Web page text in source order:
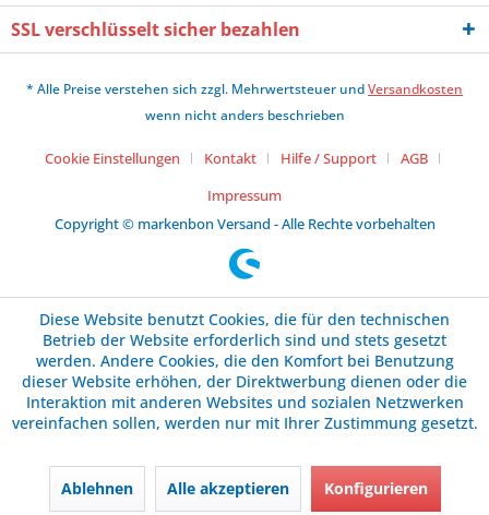
SSL verschlüsselt sicher bezahlen
* Alle Preise verstehen sich zzgl. Mehrwertsteuer undVersandkosten
wenn nicht anders beschrieben
Cookie Einstellungen Kontakt Hilfe / Support
AGB
Impressum
Copyright © markenbon Versand - Alle Rechte vorbehalten
Diese Website benutzt Cookies, die für den technischen
Betrieb der Website erforderlich sind und stets gesetzt
werden. Andere Cookies, die den Komfort bei Benutzung
dieser Website erhöhen, der Direktwerbung dienen oder die
Interaktion mit anderen Websites und sozialen Netzwerken
vereinfachen sollen, werden nur mit Ihrer Zustimmung gesetzt.
Ablehnen Alle akzeptieren Konfigurieren